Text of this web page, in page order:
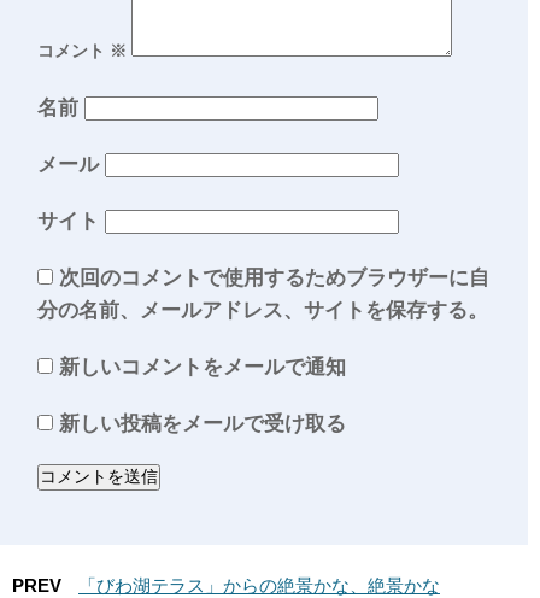
コメント ※
名前
メール
サイト
次回のコメントで使用するためブラウザーに自
分の名前、メールアドレス、サイトを保存する。
新しいコメントをメールで通知
新しい投稿をメールで受け取る
PREV
「びわ湖テラス」からの絶景かな、絶景かな